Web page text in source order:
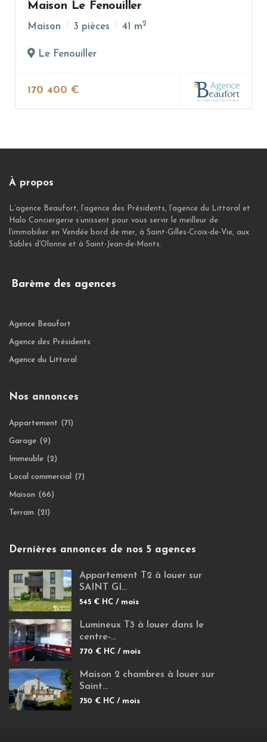
Maison Le Fenouiller
Maison 3 pièces 41 m2
Le Fenouiller
170 400 €
À propos
L’agence Beaufort, l’agence des Présidents, l’agence du Littoral et
Halo Conciergerie s’unissent pour vous servir le meilleur de
l’immobilier en Vendée bord de mer, à Saint-Gilles-Croix-de-Vie, aux
Sables d’Olonne et à Saint-Jean-de-Monts.
Barème des agences
Agence Beaufort
Agence des Présidents
Agence du Littoral
Nos annonces
Appartement (71)
Garage (9)
Immeuble (2)
Local commercial (7)
Maison (66)
Terrain (21)
Dernières annonces de nos 5 agences
Appartement T2 à louer sur
SAINT GI...
545 € HC / mois
Lumineux T3 à louer dans le
centre-...
770 € HC / mois
Maison 2 chambres à louer sur
Saint...
750 € HC / mois